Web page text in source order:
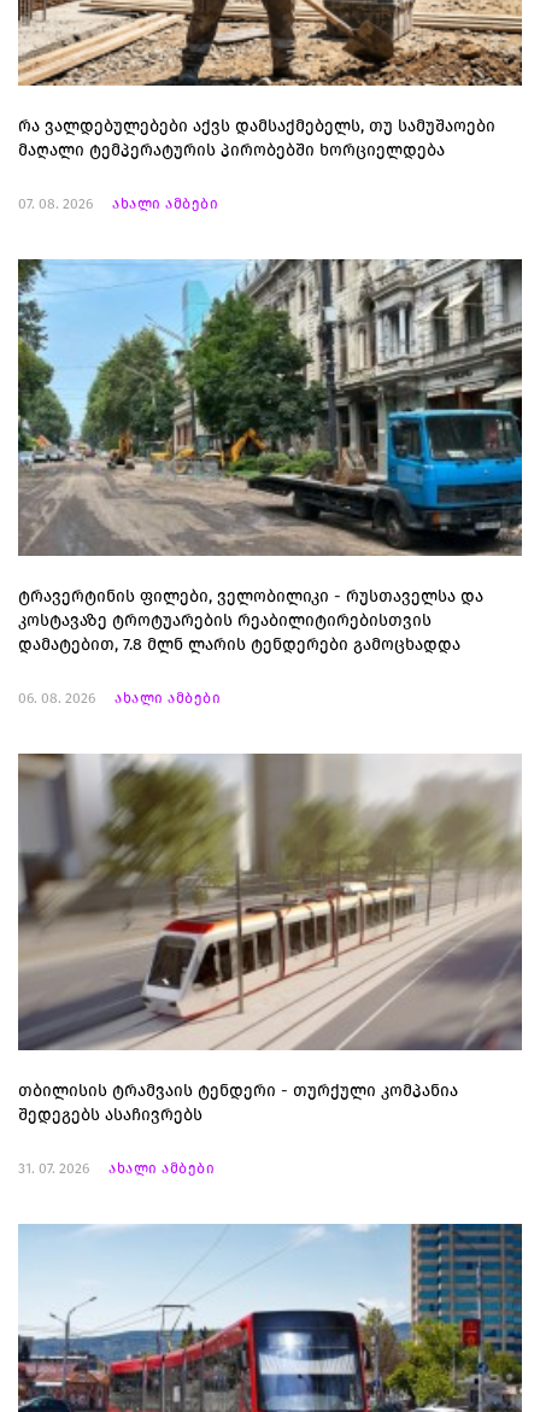
რა ვალდებულებები აქვს დამსაქმებელს, თუ სამუშაოები
მაღალი ტემპერატურის პირობებში ხორციელდება
07. 08. 2026 ახალი ამბები
ტრავერტინის ფილები, ველობილიკი - რუსთაველსა და
კოსტავაზე ტროტუარების რეაბილიტირებისთვის
დამატებით, 7.8 მლნ ლარის ტენდერები გამოცხადდა
06. 08. 2026 ახალი ამბები
თბილისის ტრამვაის ტენდერი - თურქული კომპანია
შედეგებს ასაჩივრებს
31. 07. 2026 ახალი ამბები